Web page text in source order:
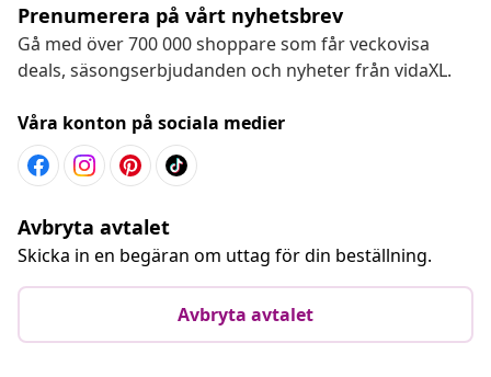
Prenumerera på vårt nyhetsbrev
Gå med över 700 000 shoppare som får veckovisa
deals, säsongserbjudanden och nyheter från vidaXL.
Våra konton på sociala medier
Avbryta avtalet
Skicka in en begäran om uttag för din beställning.
Avbryta avtalet